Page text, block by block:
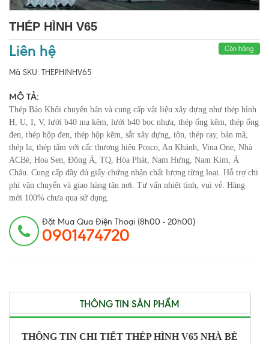
THÉP HÌNH V65
Liên hệ Còn hàng
Mã SKU: THEPHINHV65
MÔ TẢ:
Thép Bảo Khôi chuyên bán và cung cấp vật liệu xây dựng như thép hình
H, U, I, V, lưới b40 mạ kẽm, lưới b40 bọc nhựa, thép ống kẽm, thép ống
đen, thép hộp đen, thép hộp kẽm, sắt xây dựng, tôn, thép ray, bản mã,
thép la, thép tấm với cấc thương hiệu Posco, An Khánh, Vina One, Nhà
ACBè, Hoa Sen, Đông Á, TQ, Hòa Phát, Nam Hưng, Nam Kim, Á
Châu. Cung cấp đầy đủ giấy chứng nhận chất lượng từng loại. Hỗ trợ chi
phí vận chuyển và giao hàng tân nơi. Tư vấn nhiệt tình, vui vẻ. Hàng
mới 100% chưa qua sử dụng.
Đặt Mua Qua Điện Thoại (8h00 - 20h00)
0901474720
THÔNG TIN SẢN PHẨM
THÔNG TIN CHI TIẾT THÉP HÌNH V65 NHÀ BÈ